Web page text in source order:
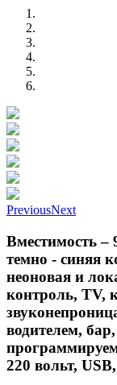
PreviousNext
Вместимость –
темно - синяя
неоновая и
контроль, TV,
водителем,
220 вольт,